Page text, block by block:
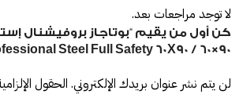
لا توجد مراجعات بعد.
كن أول من يقيم “بوتاجاز بروفيشنال
90×60 / Gas Cooker Professional Steel Full Safety 60X90”
لن يتم نشر عنوان بريدك الإلكتروني. الحقول